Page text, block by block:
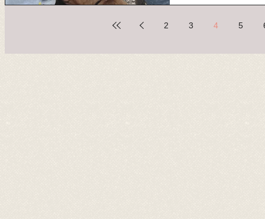
2 3 4 5